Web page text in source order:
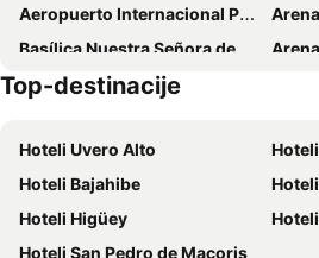
Zel Punta Cana, All Suites - All inclusive
HM
Natura Park Beach Eco Resort & Spa
Honky Tonk Punta Cana
The MT Hotel
Hotel
Punta Cana
Eden Roc Cap Cana
Hotel
Aeropuerto Internacional Punta Cana
Basílica Nuestra Señora de La Altagracia
Arena
Top-destinacije
Hoteli Uvero Alto
Hoteli Bajahibe
Hoteli Higüey
Hoteli San Pedro de Macoris